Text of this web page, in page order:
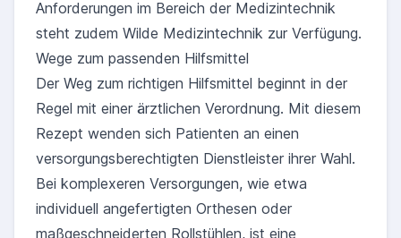
Anforderungen im Bereich der Medizintechnik
steht zudem Wilde Medizintechnik zur Verfügung.
Wege zum passenden Hilfsmittel
Der Weg zum richtigen Hilfsmittel beginnt in der
Regel mit einer ärztlichen Verordnung. Mit diesem
Rezept wenden sich Patienten an einen
versorgungsberechtigten Dienstleister ihrer Wahl.
Bei komplexeren Versorgungen, wie etwa
individuell angefertigten Orthesen oder
maßgeschneiderten Rollstühlen, ist eine